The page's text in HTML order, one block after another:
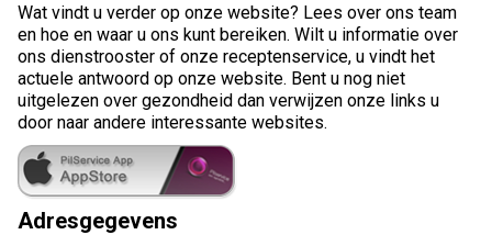
Wat vindt u verder op onze website? Lees over ons team
en hoe en waar u ons kunt bereiken. Wilt u informatie over
ons dienstrooster of onze receptenservice, u vindt het
actuele antwoord op onze website. Bent u nog niet
uitgelezen over gezondheid dan verwijzen onze links u
door naar andere interessante websites.
Adresgegevens